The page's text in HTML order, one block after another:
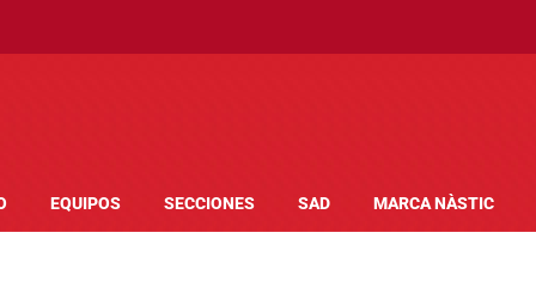
EQUIPOS SECCIONES SAD MARCA NÀSTIC